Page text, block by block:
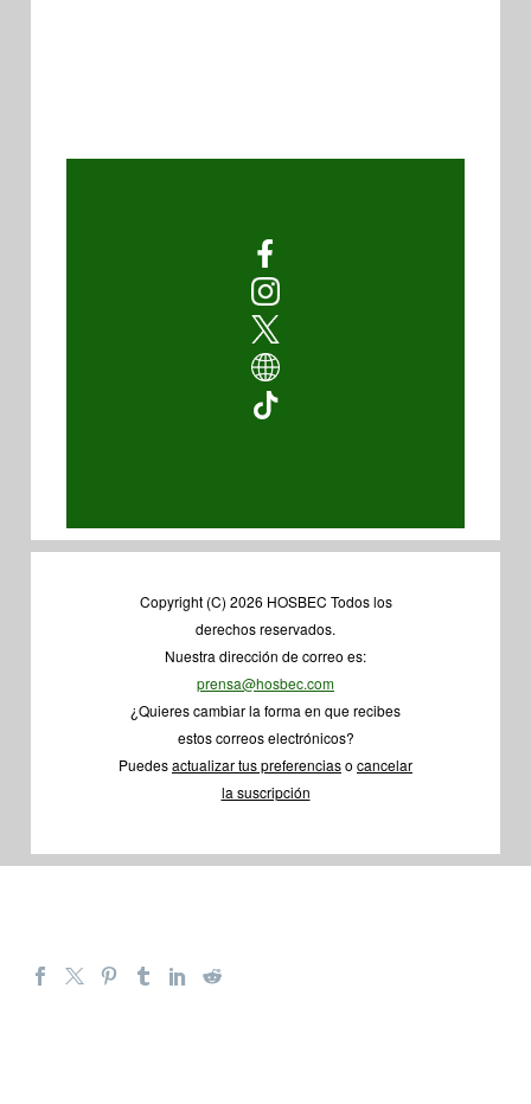
Copyright (C) 2026 HOSBEC Todos los
derechos reservados.
Nuestra dirección de correo es:
prensa@hosbec.com
¿Quieres cambiar la forma en que recibes
estos correos electrónicos?
Puedesactualizar tus preferenciaso cancelar
la suscripción